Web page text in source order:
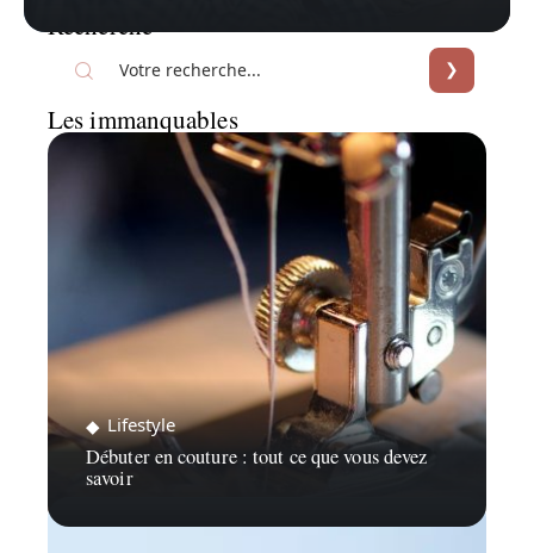
Recherche
Les immanquables
Lifestyle
Débuter en couture : tout ce que vous devez
savoir